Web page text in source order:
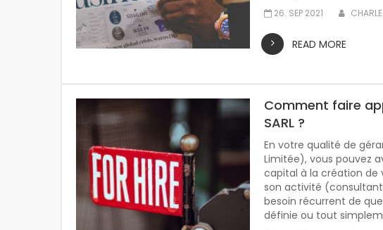
26. SEP 2021
READ MORE
Comment faire
SARL ?
En votre qualité de
Limitée), vous pouvez
capital à la création de
son activité
besoin récurrent de
définie ou tout